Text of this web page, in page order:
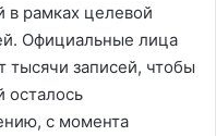
в рамках целевой
Официальные лица
тысячи записей, чтобы
осталось
с момента